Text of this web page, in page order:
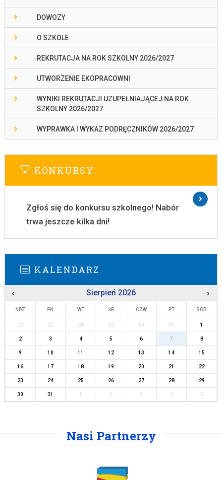
DOWOZY
O SZKOLE
REKRUTACJA NA ROK SZKOLNY 2026/2027
UTWORZENIE EKOPRACOWNI
WYNIKI REKRUTACJI UZUPEŁNIAJĄCEJ NA ROK
SZKOLNY 2026/2027
WYPRAWKA I WYKAZ PODRĘCZNIKÓW 2026/2027
KONKURSY
Zgłoś się do konkursu szkolnego! Nabór
trwa jeszcze kilka dni!
KALENDARZ
‹ Sierpień 2026 ›
NDZ PN WT ŚR CZW PT SOB
26 27 28 29 30 31 1
2 3 4 5 6 7 8
9 10 11 12 13 14 15
16 17 18 19 20 21 22
23 24 25 26 27 28 29
30 31 2 3 4 5
Nasi Partnerzy